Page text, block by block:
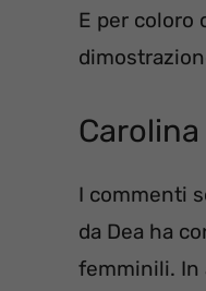
E per coloro
I commenti
da Dea ha
femminili. In